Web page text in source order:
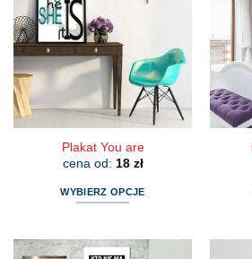
Opcje
można
wybrać
na
stronie
produktu
Plakat You are
cena od: 18 zł
WYBIERZ OPCJE
ma